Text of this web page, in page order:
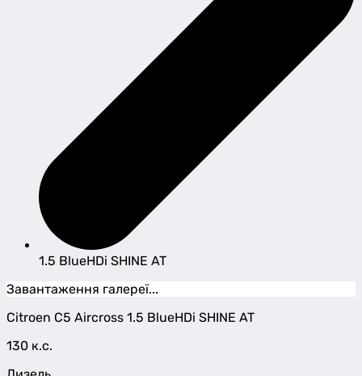
1.5 BlueHDi SHINE AT
Завантаження галереї...
Citroen C5 Aircross 1.5 BlueHDi SHINE AT
130 к.с.